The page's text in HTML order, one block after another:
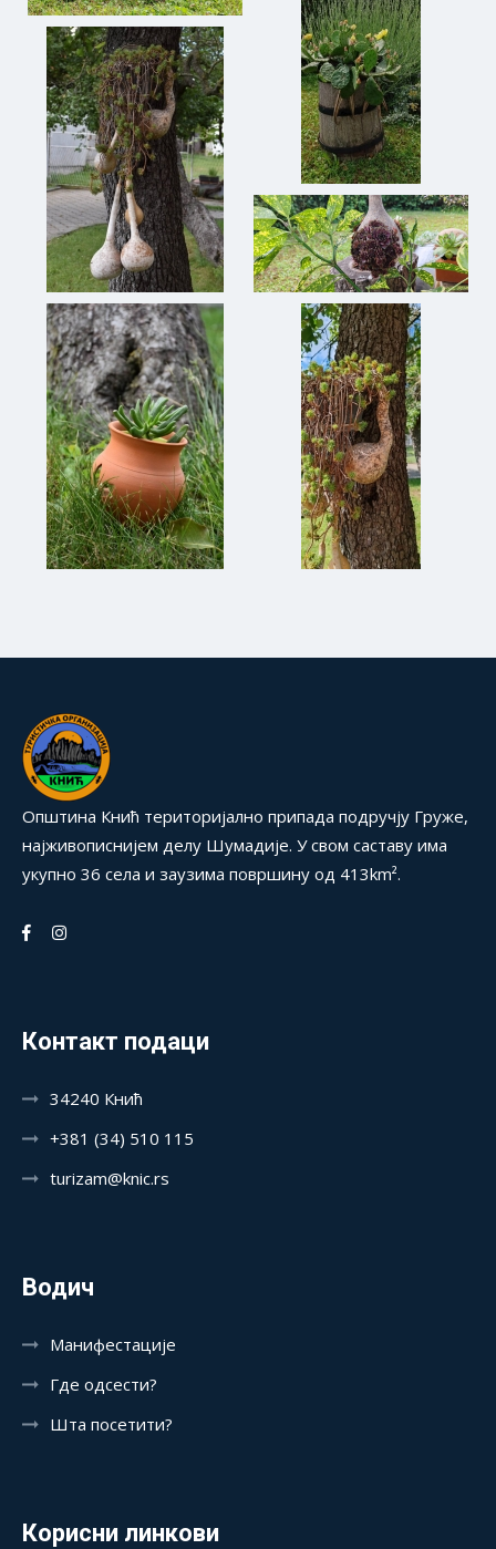
Општина Кнић територијално припада подручју Груже,
најживописнијем делу Шумадије. У свом саставу има
укупно 36 села и заузима површину од 413km².
Контакт подаци
34240 Кнић
+381 (34) 510 115
turizam@knic.rs
Водич
Манифестације
Где одсести?
Шта посетити?
Корисни линкови